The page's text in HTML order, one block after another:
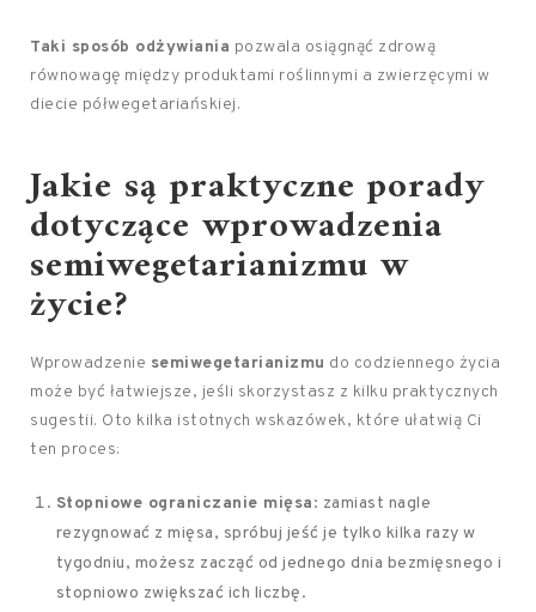
Taki sposób odżywiania pozwala osiągnąć zdrową
równowagę między produktami roślinnymi a zwierzęcymi w
diecie półwegetariańskiej.
Jakie są praktyczne porady
dotyczące wprowadzenia
semiwegetarianizmu w
życie?
Wprowadzenie semiwegetarianizmu do codziennego życia
może być łatwiejsze, jeśli skorzystasz z kilku praktycznych
sugestii. Oto kilka istotnych wskazówek, które ułatwią Ci
ten proces:
Stopniowe ograniczanie mięsa: zamiast nagle
rezygnować z mięsa, spróbuj jeść je tylko kilka razy w
tygodniu, możesz zacząć od jednego dnia bezmięsnego i
stopniowo zwiększać ich liczbę.